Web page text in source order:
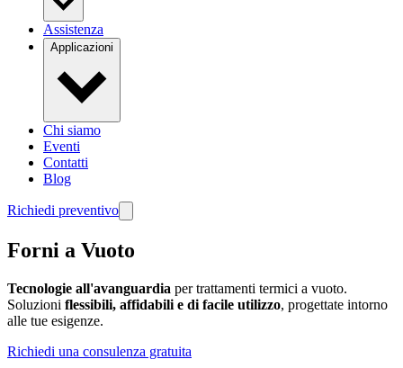
Assistenza
Applicazioni
Chi siamo
Eventi
Contatti
Blog
Richiedi preventivo
Forni a Vuoto
Tecnologie all'avanguardia per trattamenti termici a vuoto.
Soluzioni flessibili, affidabili e di facile utilizzo, progettate intorno
alle tue esigenze.
Richiedi una consulenza gratuita